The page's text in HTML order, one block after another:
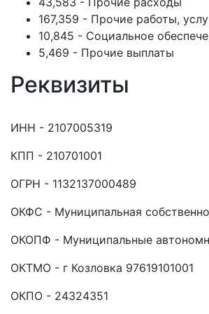
167,359 - Прочие работы,
10,845 - Социальное
5,469 - Прочие выплаты
Реквизиты
ИНН - 2107005319
КПП - 210701001
ОГРН - 1132137000489
ОКФС - Муниципальная
ОКОПФ - Муниципальные
ОКТМО - г Козловка 97619101001
ОКПО - 24324351